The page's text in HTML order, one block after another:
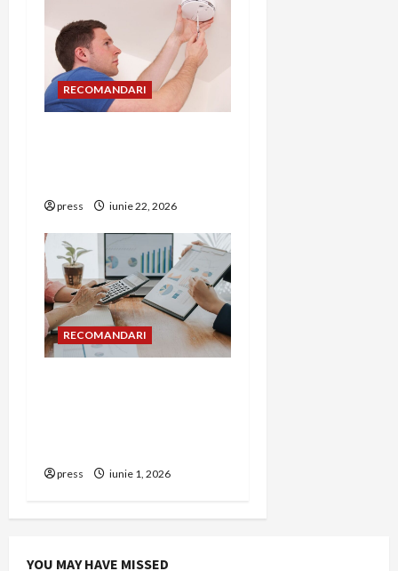
RECOMANDARI
press iunie 22, 2026
RECOMANDARI
press iunie 1, 2026
YOU MAY HAVE MISSED